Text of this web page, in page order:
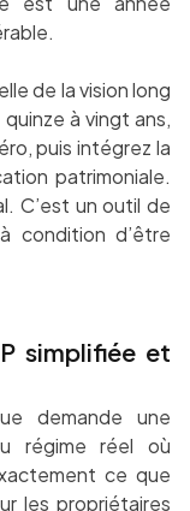
de la vision long
à vingt ans,
puis intégrez la
patrimoniale.
C’est un outil de
condition d’être
simplifiée et
demande une
régime réel où
ce que
les propriétaires